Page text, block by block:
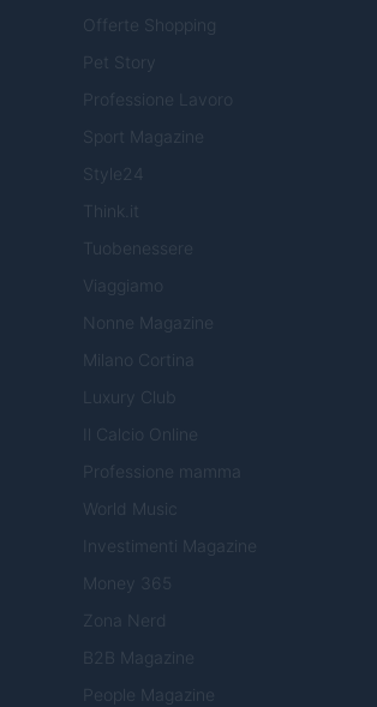
Offerte Shopping
Pet Story
Professione Lavoro
Sport Magazine
Style24
Think.it
Tuobenessere
Viaggiamo
Nonne Magazine
Milano Cortina
Luxury Club
Il Calcio Online
Professione mamma
World Music
Investimenti Magazine
Money 365
Zona Nerd
B2B Magazine
People Magazine